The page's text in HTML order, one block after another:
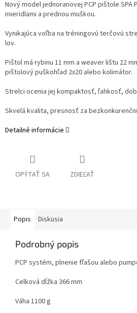
Nový model jednoranovej PCP pištole SPA
mieridlami a prednou muškou.
Vynikajúca voľba na tréningovú terčovú
lov.
Pištol má rybinu 11 mm a weaver lištu 22
pištolový puškohľad 2x20 alebo kolimátor.
Strelci ocenia jej kompaktosť, ľahkosť,
Skvelá kvalita, presnosť za
Detailné informácie
OPÝTAŤ SA ZDIEĽAŤ
Popis Diskusia
Podrobný popis
PCP systém, plnenie fľašou alebo
Celková dĺžka 366 mm
Váha 1100 g